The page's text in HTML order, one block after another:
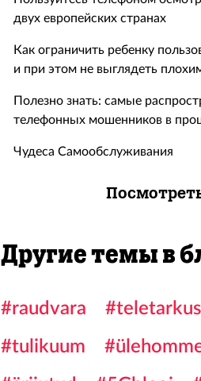
двух европейских странах
Как ограничить ребенку
и при этом не выглядеть
Полезно знать: самые
телефонных мошенников в
Чудеса Самообслуживания
Другие темы в
#raudvara
#teletarkus
#tulikuum